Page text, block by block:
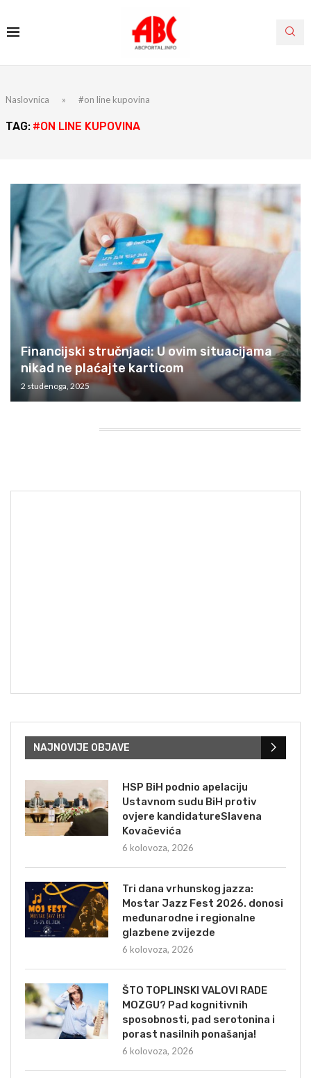
Naslovnica » #on line kupovina
TAG: #ON LINE KUPOVINA
Financijski stručnjaci: U ovim situacijama
nikad ne plaćajte karticom
2 studenoga, 2025
NAJNOVIJE OBJAVE
HSP BiH podnio apelaciju
Ustavnom sudu BiH protiv
ovjere kandidatureSlavena
Kovačevića
6 kolovoza, 2026
Tri dana vrhunskog jazza:
Mostar Jazz Fest 2026. donosi
međunarodne i regionalne
glazbene zvijezde
6 kolovoza, 2026
ŠTO TOPLINSKI VALOVI RADE
MOZGU? Pad kognitivnih
sposobnosti, pad serotonina i
porast nasilnih ponašanja!
6 kolovoza, 2026